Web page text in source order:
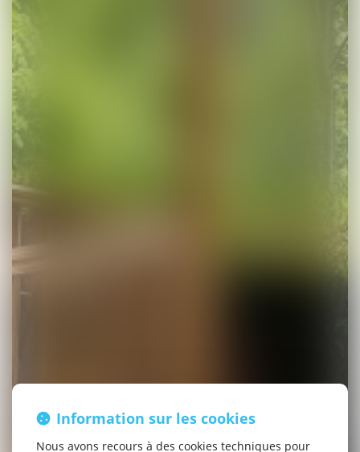
Information sur les cookies
Nous avons recours à des cookies techniques pour